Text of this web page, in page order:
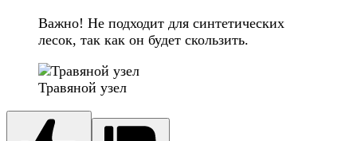
Важно! Не подходит для синтетических
лесок, так как он будет скользить.
Травяной узел